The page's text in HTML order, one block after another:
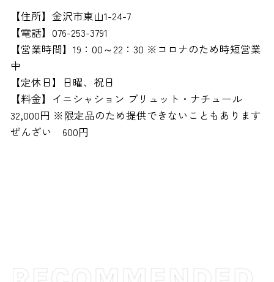
【住所】金沢市東山1-24-7
【電話】076-253-3791
【営業時間】19：00～22：30 ※コロナのため時短営業
中
【定休日】日曜、祝日
【料金】イニシャション ブリュット・ナチュール
32,000円 ※限定品のため提供できないこともあります
ぜんざい 600円